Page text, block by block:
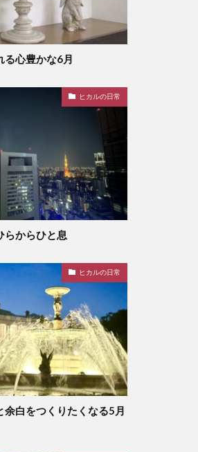
る心豊かな6月
ヒカルの日常
らからひと息
ヒカルの日常
白をつくりたくなる5月